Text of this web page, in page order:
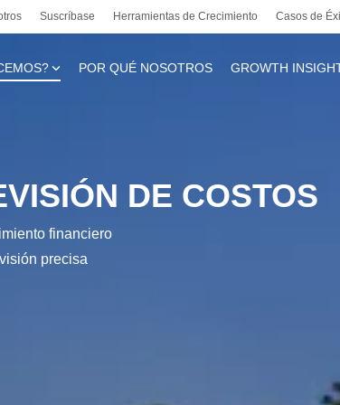
Suscríbase Herramientas de Crecimiento Casos de
POR QUÉ NOSOTROS GROWTH
DE COSTOS
financiero
precisa